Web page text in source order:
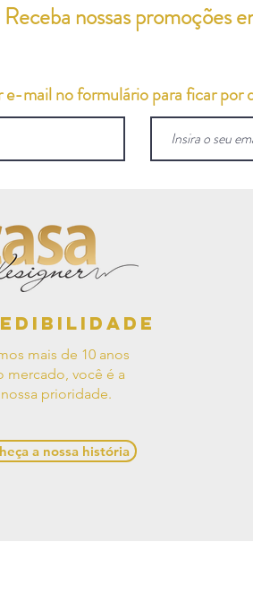
mail no formulário para ficar por
Receba nossas promoções
mais de 10 anos
mercado, você é a
nossa prioridade.
a nossa história